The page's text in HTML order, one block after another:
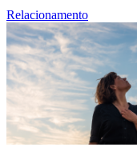
Relacionamento